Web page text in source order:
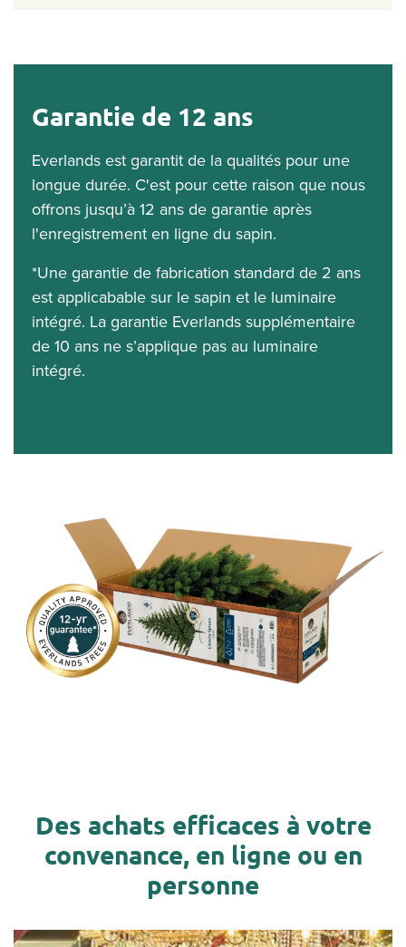
Garantie de 12 ans
Everlands est garantit de la qualités pour une
longue durée. C'est pour cette raison que nous
offrons jusqu’à 12 ans de garantie après
l'enregistrement en ligne du sapin.
*Une garantie de fabrication standard de 2 ans
est applicabable sur le sapin et le luminaire
intégré. La garantie Everlands supplémentaire
de 10 ans ne s’applique pas au luminaire
intégré.
Des achats efficaces à votre
convenance, en ligne ou en
personne